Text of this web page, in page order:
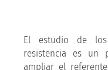
El estudio de los
resistencia es un
ampliar el